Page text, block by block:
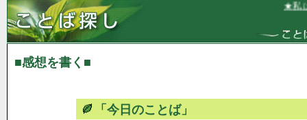
★私は
■感想を書く■
「今日のことば」